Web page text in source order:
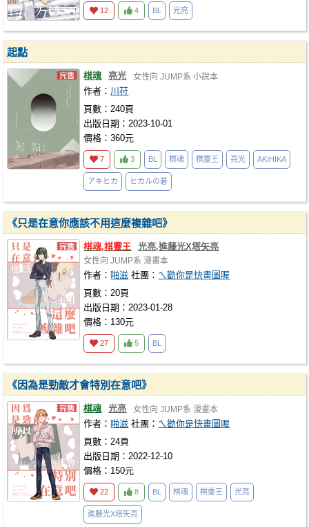
12 4 BL 光亮
起點
棋魂 亮光 女性向 JUMP系 小說本
作者： 川苻
頁數：240頁
出版日期：2023-10-01
價格：360元
7 3 BL 棋魂 棋靈王 亮光 AKIHIKA
アキヒカ ヒカルの碁
《只是在意你應該不用這麼複雜吧》
棋魂,棋靈王 光亮,進藤光X塔矢亮
女性向 JUMP系 漫畫本
作者： 啪滋 社團： ㄟ勸你是快畫圖喔
頁數：20頁
出版日期：2023-01-28
價格：130元
27 5 BL
《因為是勁敵才會特別在意吧》
棋魂 光亮 女性向 JUMP系 漫畫本
作者： 啪滋 社團： ㄟ勸你是快畫圖喔
頁數：24頁
出版日期：2022-12-10
價格：150元
22 8 BL 棋魂 棋靈王 光亮
進藤光X塔矢亮